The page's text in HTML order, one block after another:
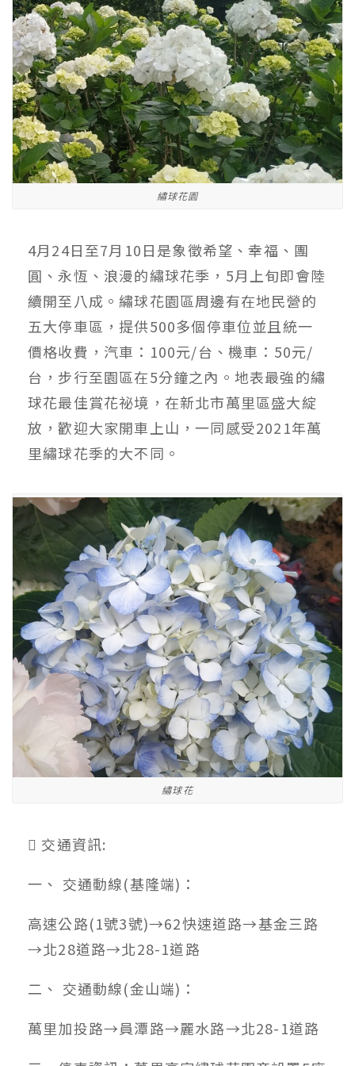
繡球花園
4月24日至7月10日是象徵希望、幸福、團
圓、永恆、浪漫的繡球花季，5月上旬即會陸
續開至八成。繡球花園區周邊有在地民營的
五大停車區，提供500多個停車位並且統一
價格收費，汽車：100元/台、機車：50元/
台，步行至園區在5分鐘之內。地表最強的繡
球花最佳賞花祕境，在新北市萬里區盛大綻
放，歡迎大家開車上山，一同感受2021年萬
里繡球花季的大不同。
繡球花
 交通資訊:
一、 交通動線(基隆端)：
高速公路(1號3號)→62快速道路→基金三路
→北28道路→北28-1道路
二、 交通動線(金山端)：
萬里加投路→員潭路→麗水路→北28-1道路